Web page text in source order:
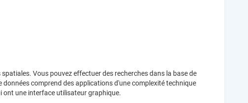
Vous pouvez effectuer des recherches dans la base de
comprend des applications d'une complexité technique
ont une interface utilisateur graphique.